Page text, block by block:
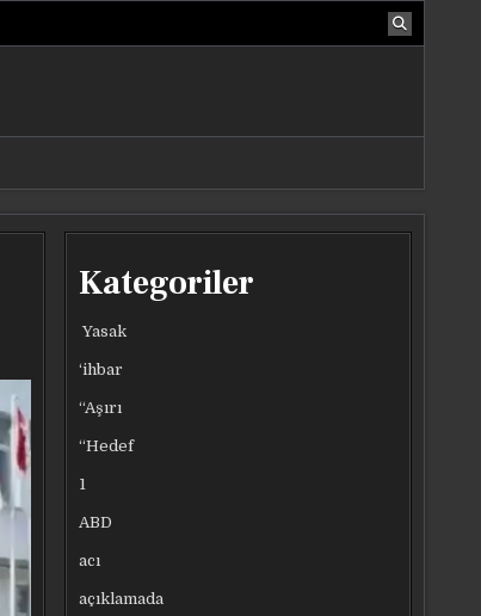
Kategoriler
Yasak
‘ihbar
“Aşırı
“Hedef
1
ABD
acı
açıklamada